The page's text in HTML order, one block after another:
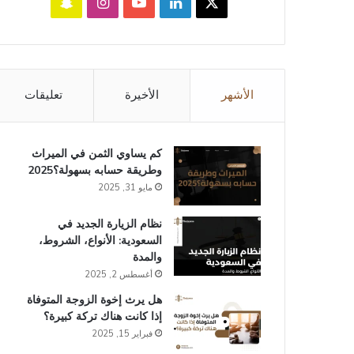
الأشهر الأخيرة تعليقات
كم يساوي الثمن في الميراث​
وطريقة حسابه بسهولة؟2025
مايو 31, 2025
نظام الزيارة الجديد في
السعودية: الأنواع، الشروط،
والمدة
أغسطس 2, 2025
هل يرث إخوة الزوجة المتوفاة
إذا كانت هناك تركة كبيرة؟
فبراير 15, 2025